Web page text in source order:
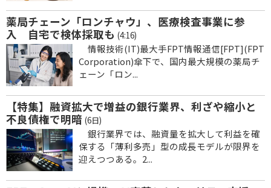
薬局チェーン「ロンチャウ」、医療検査事業に参
入 自宅で検体採取も (4:16)
情報技術(IT)最大手FPT情報通信[FPT](FPT
Corporation)傘下で、国内最大規模の薬局チ
ェーン「ロン...
【特集】融資拡大で増益の銀行業界、利ざや縮小と
不良債権で明暗 (6日)
銀行業界では、融資量を拡大して利益を確
保する「薄利多売」型の成長モデルが限界を
迎えつつある。2...